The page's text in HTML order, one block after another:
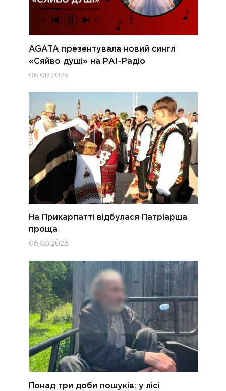
AGATA презентувала новий сингл
«Сяйво душі» на РАІ-Радіо
06.08.2026
На Прикарпатті відбулася Патріарша
проща
06.08.2026
Понад три доби пошуків: у лісі